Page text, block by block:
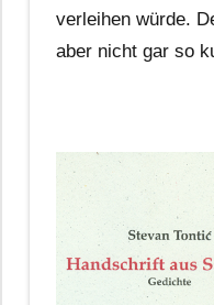
verleihen würde.
aber nicht gar so